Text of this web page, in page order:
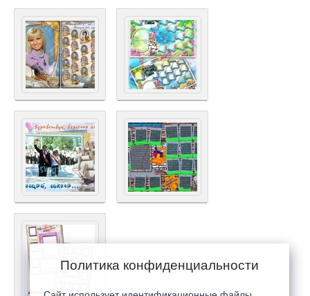
Политика конфиденциальности